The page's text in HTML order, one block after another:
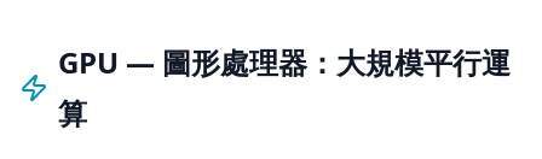
GPU — 圖形處理器：大規模平行運
算